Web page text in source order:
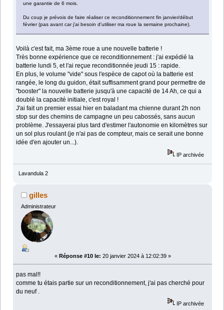
une garantie de 6 mois.
Du coup je prévois de faire réaliser ce reconditionnement fin janvier/début
février (pas avant car j'ai besoin d'utiliser ma roue la semaine prochaine).
Voilà c'est fait, ma 3ème roue a une nouvelle batterie !
Très bonne expérience que ce reconditionnement : j'ai expédié la
batterie lundi 5, et l'ai reçue reconditionnée jeudi 15 : rapide.
En plus, le volume "vide" sous l'espèce de capot où la batterie est
rangée, le long du guidon, était suffisamment grand pour permettre de
"booster" la nouvelle batterie jusqu'à une capacité de 14 Ah, ce qui a
doublé la capacité initiale, c'est royal !
J'ai fait un premier essai hier en baladant ma chienne durant 2h non
stop sur des chemins de campagne un peu cabossés, sans aucun
problème. J'essayerai plus tard d'estimer l'autonomie en kilomètres sur
un sol plus roulant (je n'ai pas de compteur, mais ce serait une bonne
idée d'en ajouter un...).
IP archivée
Lavandula 2
gilles
Administrateur
« Réponse #10 le: 20 janvier 2024 à 12:02:39 »
pas mal!!
comme tu étais partie sur un reconditionnement, j'ai pas cherché pour
du neuf .
IP archivée